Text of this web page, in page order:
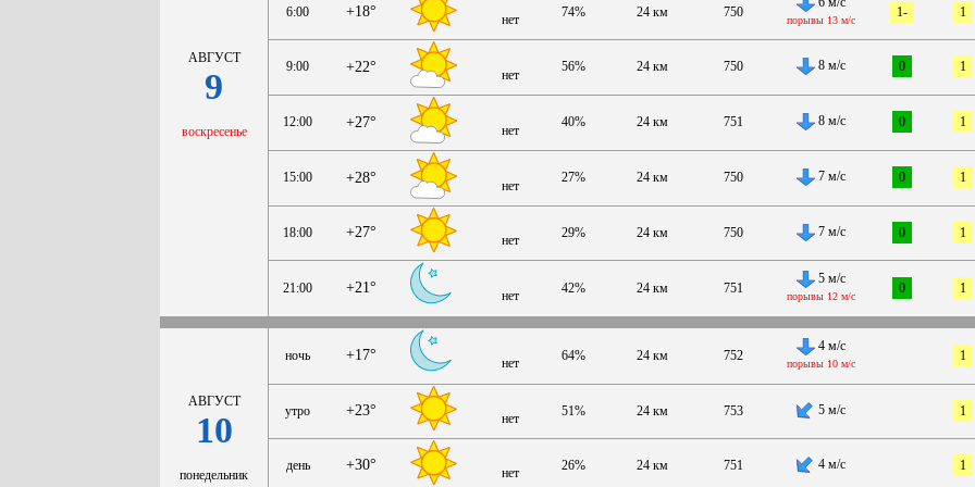
АВГУСТ
9
воскресенье
6:00 +18° нет 74% 24 км 750
порывы 13 м/с
1- 1
9:00 +22° нет
56% 24 км 750 8 м/с 0 1
12:00 +27° нет
40% 24 км 751 8 м/с 0 1
15:00 +28° нет
27% 24 км 750 7 м/с 0 1
18:00 +27° нет 29% 24 км 750 7 м/с 0 1
21:00 +21° нет 42% 24 км 751
5 м/с
порывы 12 м/с
0 1
АВГУСТ
10
понедельник
ночь +17° нет 64% 24 км 752
4 м/с
порывы 10 м/с
1
утро +23° нет 51% 24 км 753 5 м/с 1
день +30° нет 26% 24 км 751 4 м/с 1